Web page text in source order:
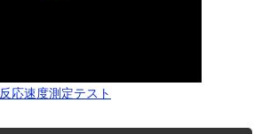
反応速度測定テスト